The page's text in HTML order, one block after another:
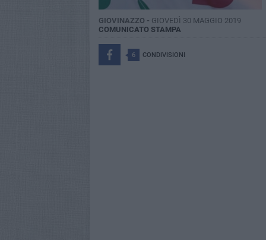
GIOVINAZZO - GIOVEDÌ 30 MAGGIO 2019
COMUNICATO STAMPA
6 CONDIVISIONI